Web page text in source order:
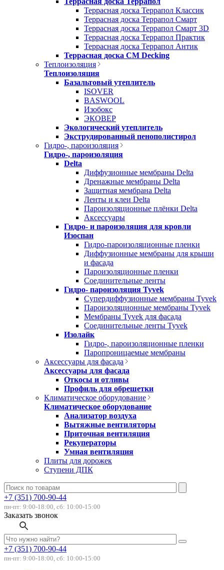
Террасная доска Террапол Классик
Террасная доска Террапол Смарт
Террасная доска Террапол Смарт 3D
Террасная доска Террапол Практик
Террасная доска Террапол Антик
Террасная доска CM Decking
Теплоизоляция
Теплоизоляция
Базальтовый утеплитель
ISOVER
BASWOOL
Изобокс
ЭКОВЕР
Экологический утеплитель
Экструдированный пенополистирол
Гидро-, пароизоляция
Гидро-, пароизоляция
Delta
Диффузионные мембраны Delta
Дренажные мембраны Delta
Защитная мембрана Delta
Ленты и клеи Delta
Пароизоляционные плёнки Delta
Аксессуары
Гидро- и пароизоляция для кровли
Изоспан
Гидро-пароизоляционные пленки
Диффузионные мембраны для крыши
и фасада
Пароизоляционные пленки
Соединительные ленты
Гидро- пароизоляция Tyvek
Супердиффузионные мембраны Tyvek
Пароизоляционные мембраны Tyvek
Мембраны Tyvek для фасада
Соединительные ленты Tyvek
Изолайк
Гидро-, пароизоляционные пленки
Паропроницаемые мембраны
Аксессуары для фасада
Аксессуары для фасада
Откосы и отливы
Профиль для обрешетки
Климатическое оборудование
Климатическое оборудование
Анализатор воздуха
Вытяжные вентиляторы
Приточная вентиляция
Рекуператоры
Умная вентиляция
Плиты для дорожек
Ступени ДПК
+7 (351) 700-90-44
пн-пт: 9:00-18:00, сб: 10:00-15:00
Заказать звонок
+7 (351) 700-90-44
пн-пт: 9:00-18:00, сб: 10:00-15:00